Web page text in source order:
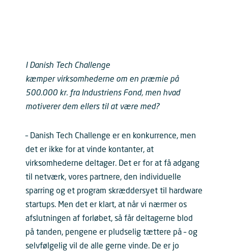
I Danish Tech Challenge
kæmper virksomhederne om en præmie på
500.000 kr. fra Industriens Fond, men hvad
motiverer dem ellers til at være med?
– Danish Tech Challenge er en konkurrence, men
det er ikke for at vinde kontanter, at
virksomhederne deltager. Det er for at få adgang
til netværk, vores partnere, den individuelle
sparring og et program skræddersyet til hardware
startups. Men det er klart, at når vi nærmer os
afslutningen af forløbet, så får deltagerne blod
på tanden, pengene er pludselig tættere på – og
selvfølgelig vil de alle gerne vinde. De er jo